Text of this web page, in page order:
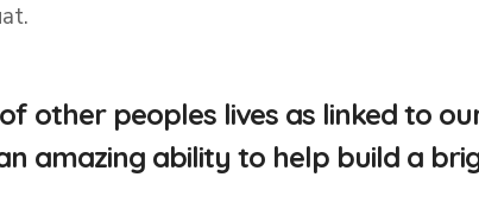
other peoples lives as linked to
amazing ability to help build a